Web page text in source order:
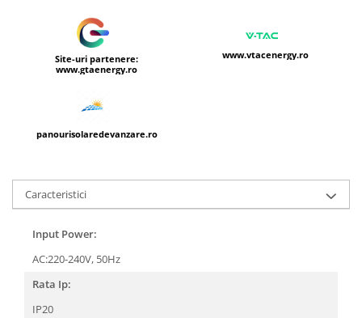
Site-uri partenere:
www.gtaenergy.ro
www.vtacenergy.ro
panourisolaredevanzare.ro
Caracteristici
Input Power:
AC:220-240V, 50Hz
Rata Ip:
IP20